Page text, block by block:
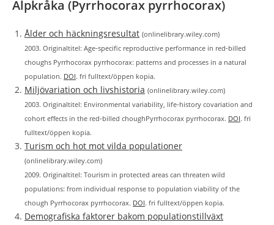
Alpkråka (Pyrrhocorax pyrrhocorax)
Ålder och häckningsresultat (onlinelibrary.wiley.com)
2003. Originaltitel: Age‐specific reproductive performance in red‐billed
choughs Pyrrhocorax pyrrhocorax: patterns and processes in a natural
population. DOI. fri fulltext/öppen kopia.
Miljövariation och livshistoria (onlinelibrary.wiley.com)
2003. Originaltitel: Environmental variability, life‐history covariation and
cohort effects in the red‐billed choughPyrrhocorax pyrrhocorax. DOI. fri
fulltext/öppen kopia.
Turism och hot mot vilda populationer
(onlinelibrary.wiley.com)
2009. Originaltitel: Tourism in protected areas can threaten wild
populations: from individual response to population viability of the
chough Pyrrhocorax pyrrhocorax. DOI. fri fulltext/öppen kopia.
Demografiska faktorer bakom populationstillväxt